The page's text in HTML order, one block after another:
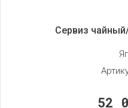
Сервиз
52